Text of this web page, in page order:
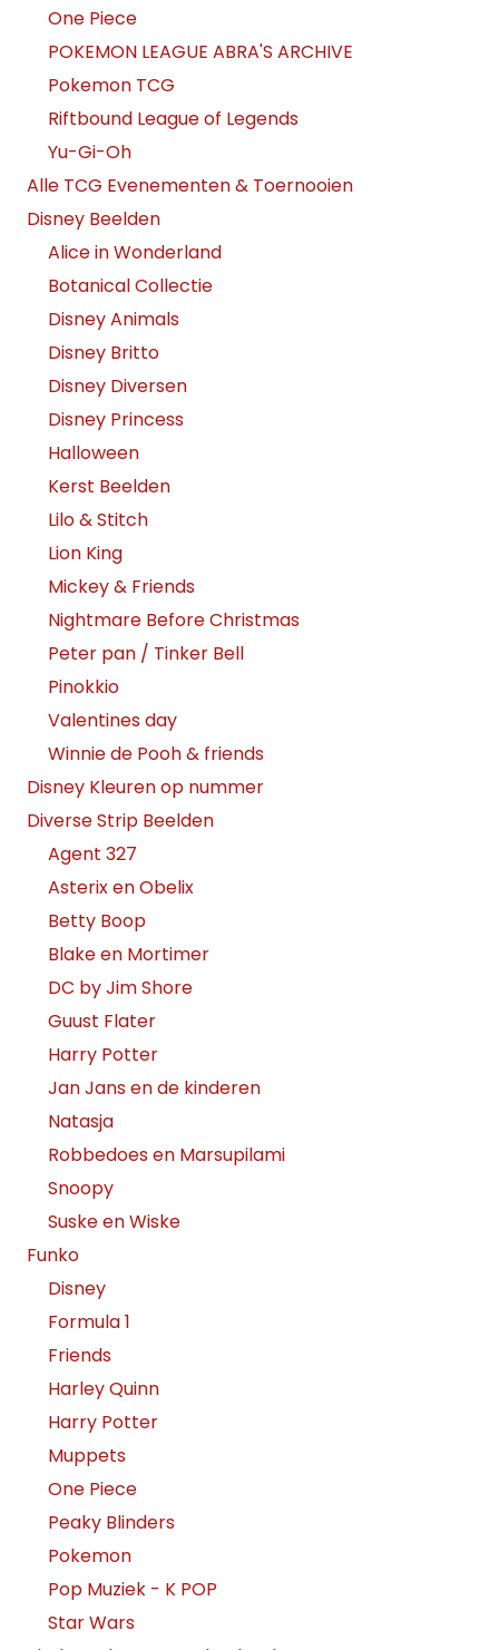
One Piece
POKEMON LEAGUE ABRA'S ARCHIVE
Pokemon TCG
Riftbound League of Legends
Yu-Gi-Oh
Alle TCG Evenementen & Toernooien
Disney Beelden
Alice in Wonderland
Botanical Collectie
Disney Animals
Disney Britto
Disney Diversen
Disney Princess
Halloween
Kerst Beelden
Lilo & Stitch
Lion King
Mickey & Friends
Nightmare Before Christmas
Peter pan / Tinker Bell
Pinokkio
Valentines day
Winnie de Pooh & friends
Disney Kleuren op nummer
Diverse Strip Beelden
Agent 327
Asterix en Obelix
Betty Boop
Blake en Mortimer
DC by Jim Shore
Guust Flater
Harry Potter
Jan Jans en de kinderen
Natasja
Robbedoes en Marsupilami
Snoopy
Suske en Wiske
Funko
Disney
Formula 1
Friends
Harley Quinn
Harry Potter
Muppets
One Piece
Peaky Blinders
Pokemon
Pop Muziek - K POP
Star Wars